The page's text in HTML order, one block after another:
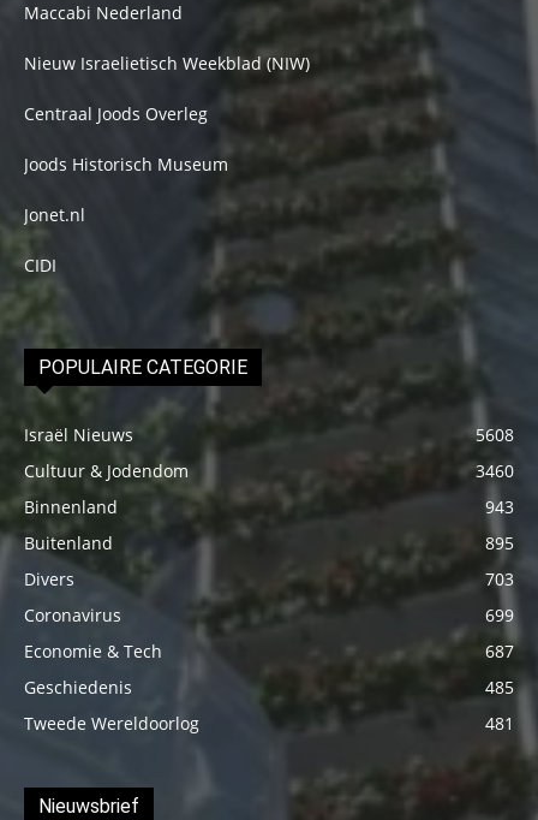
Maccabi Nederland
Nieuw Israelietisch Weekblad (NIW)
Centraal Joods Overleg
Joods Historisch Museum
Jonet.nl
CIDI
POPULAIRE CATEGORIE
Israël Nieuws
5608
Cultuur & Jodendom
3460
Binnenland
943
Buitenland
895
Divers
703
Coronavirus
699
Economie & Tech
687
Geschiedenis
485
Tweede Wereldoorlog
481
Nieuwsbrief